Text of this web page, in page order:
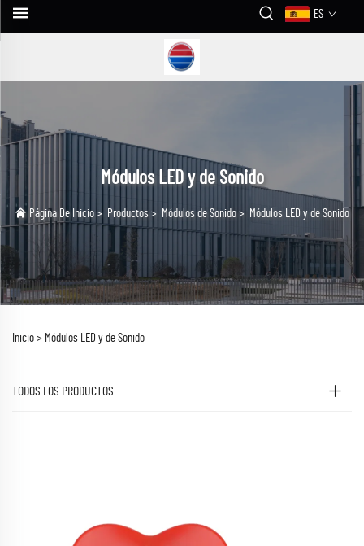
ES
Módulos LED y de Sonido
Página De Inicio > Productos > Módulos de Sonido > Módulos LED y de Sonido
Inicio > Módulos LED y de Sonido
TODOS LOS PRODUCTOS